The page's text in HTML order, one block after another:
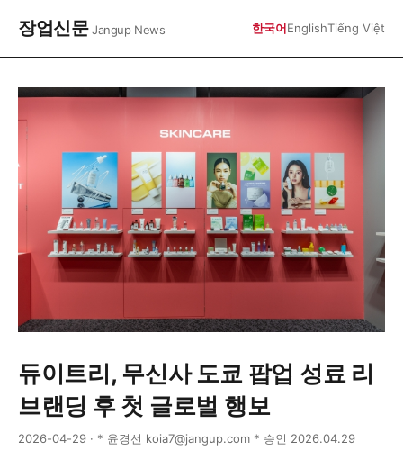
장업신문Jangup News 한국어EnglishTiếng Việt
듀이트리, 무신사 도쿄 팝업 성료 리
브랜딩 후 첫 글로벌 행보
2026-04-29 · * 윤경선 koia7@jangup.com * 승인 2026.04.29